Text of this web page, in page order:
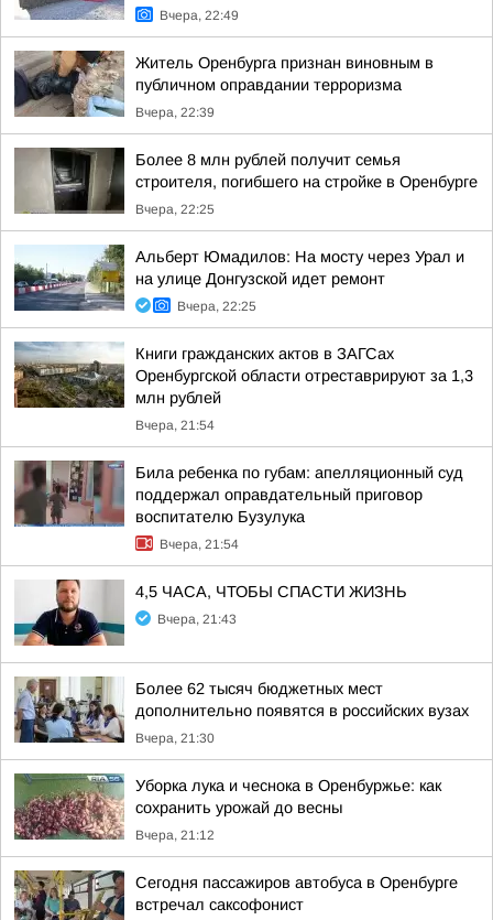
Вчера, 22:49
Житель Оренбурга признан виновным в
публичном оправдании терроризма
Вчера, 22:39
Более 8 млн рублей получит семья
строителя, погибшего на стройке в Оренбурге
Вчера, 22:25
Альберт Юмадилов: На мосту через Урал и
на улице Донгузской идет ремонт
Вчера, 22:25
Книги гражданских актов в ЗАГСах
Оренбургской области отреставрируют за 1,3
млн рублей
Вчера, 21:54
Била ребенка по губам: апелляционный суд
поддержал оправдательный приговор
воспитателю Бузулука
Вчера, 21:54
4,5 ЧАСА, ЧТОБЫ СПАСТИ ЖИЗНЬ
Вчера, 21:43
Более 62 тысяч бюджетных мест
дополнительно появятся в российских вузах
Вчера, 21:30
Уборка лука и чеснока в Оренбуржье: как
сохранить урожай до весны
Вчера, 21:12
Сегодня пассажиров автобуса в Оренбурге
встречал саксофонист